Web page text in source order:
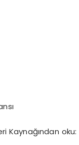
Kaynağından oku: